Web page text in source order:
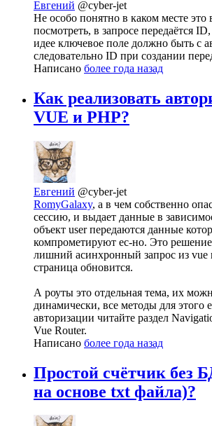
Евгений @cyber-jet
Не особо понятно в каком месте это
посмотреть, в запросе передаётся
идее ключевое поле должно быть с
следовательно ID при создании
Написано более года назад
Как реализовать
VUE и PHP?
Евгений @cyber-jet
RomyGalaxy, а в чем собственно
сессию, и выдает данные в
объект user передаются данные
компрометируют ес-но. Это
лишний асинхронный запрос из vue
страница обновится.
А роуты это отдельная тема, их
динамически, все методы для этого
авторизации читайте раздел
Vue Router.
Написано более года назад
Простой счётчик без
на основе txt файла)?